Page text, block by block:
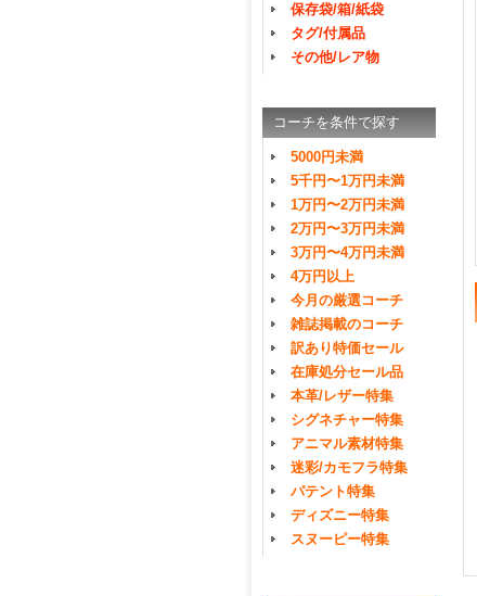
保存袋/箱/紙袋
タグ/付属品
その他/レア物
コーチを条件で探す
5000円未満
5千円〜1万円未満
1万円〜2万円未満
2万円〜3万円未満
3万円〜4万円未満
4万円以上
今月の厳選コーチ
雑誌掲載のコーチ
訳あり特価セール
在庫処分セール品
本革/レザー特集
シグネチャー特集
アニマル素材特集
迷彩/カモフラ特集
パテント特集
ディズニー特集
スヌーピー特集